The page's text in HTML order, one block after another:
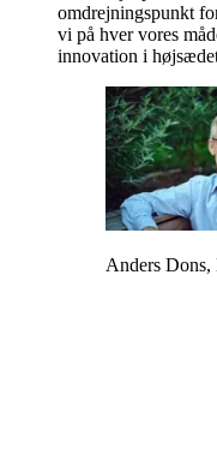
omdrejningspunkt
vi på hver vores
innovation i
Anders